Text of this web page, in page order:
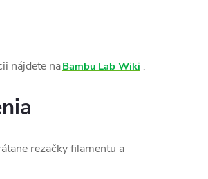
nájdete naBambu Lab Wiki .
rezačky filamentu a